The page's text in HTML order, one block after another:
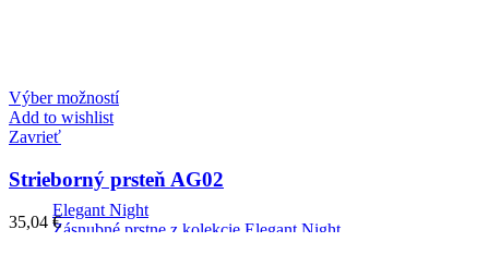
Elegant Night
Zásnubné prstne z kolekcie Elegant Night.
Výber možností
Add to wishlist
Zavrieť
Strieborný prsteň AG02
35,04 €